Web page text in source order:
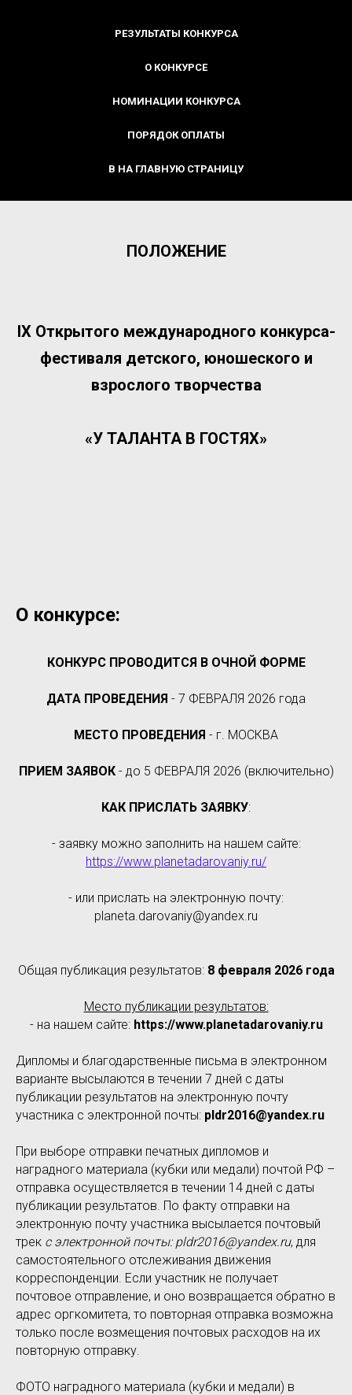
РЕЗУЛЬТАТЫ КОНКУРСА
О КОНКУРСЕ
НОМИНАЦИИ КОНКУРСА
ПОРЯДОК ОПЛАТЫ
В НА ГЛАВНУЮ СТРАНИЦУ
ПОЛОЖЕНИЕ
IХ Открытого международного конкурса-
фестиваля детского, юношеского и
взрослого творчества
«У ТАЛАНТА В ГОСТЯХ»
О конкурсе:
КОНКУРС ПРОВОДИТСЯ В ОЧНОЙ ФОРМЕ
ДАТА ПРОВЕДЕНИЯ - 7 ФЕВРАЛЯ 2026 года
МЕСТО ПРОВЕДЕНИЯ - г. МОСКВА
ПРИЕМ ЗАЯВОК - до 5 ФЕВРАЛЯ 2026 (включительно)
КАК ПРИСЛАТЬ ЗАЯВКУ:
- заявку можно заполнить на нашем сайте:
https://www.planetadarovaniy.ru/
- или прислать на электронную почту:
planeta.darovaniy@yandex.ru
Общая публикация результатов: 8 февраля 2026 года
Место публикации результатов:
- на нашем сайте: https://www.planetadarovaniy.ru
Дипломы и благодарственные письма в электронном
варианте высылаются в течении 7 дней с даты
публикации результатов на электронную почту
участника с электронной почты: pldr2016@yandex.ru
При выборе отправки печатных дипломов и
наградного материала (кубки или медали) почтой РФ –
отправка осуществляется в течении 14 дней с даты
публикации результатов. По факту отправки на
электронную почту участника высылается почтовый
трек с электронной почты: pldr2016@yandex.ru, для
самостоятельного отслеживания движения
корреспонденции. Если участник не получает
почтовое отправление, и оно возвращается обратно в
адрес оргкомитета, то повторная отправка возможна
только после возмещения почтовых расходов на их
повторную отправку.
ФОТО наградного материала (кубки и медали) в